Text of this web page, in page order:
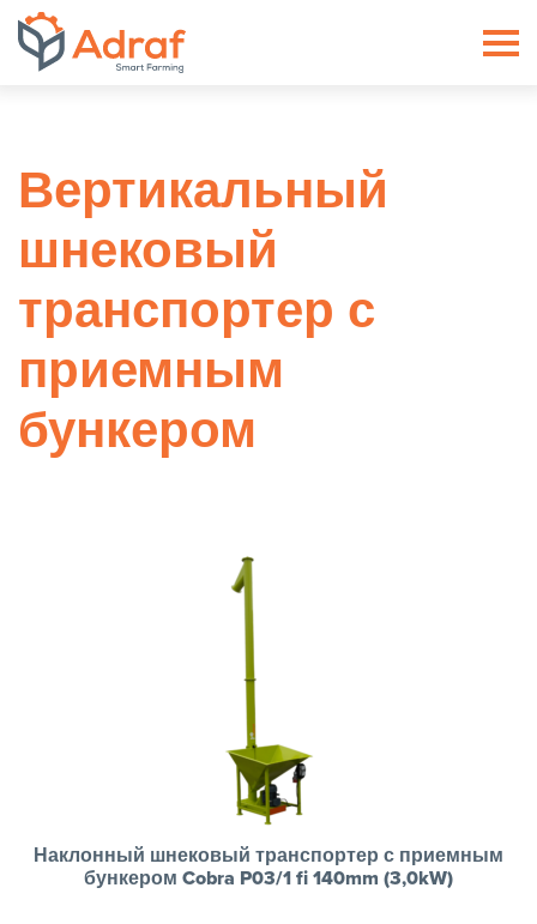
Вертикальный
шнековый
транспортер с
приемным
бункером
Наклонный шнековый транспортер с приемным
бункером Cobra P03/1 fi 140mm (3,0kW)
ADRAF // Producent maszyn